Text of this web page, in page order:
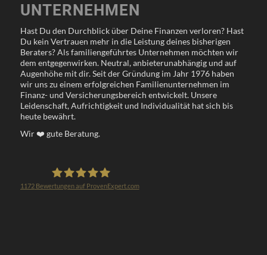
UNTERNEHMEN
Hast Du den Durchblick über Deine Finanzen verloren? Hast
Du kein Vertrauen mehr in die Leistung deines bisherigen
Beraters? Als familiengeführtes Unternehmen möchten wir
dem entgegenwirken. Neutral, anbieterunabhängig und auf
Augenhöhe mit dir. Seit der Gründung im Jahr 1976 haben
wir uns zu einem erfolgreichen Familienunternehmen im
Finanz- und Versicherungsbereich entwickelt. Unsere
Leidenschaft, Aufrichtigkeit und Individualität hat sich bis
heute bewährt.
Wir❤️ gute Beratung.
1172Bewertungen auf ProvenExpert.com